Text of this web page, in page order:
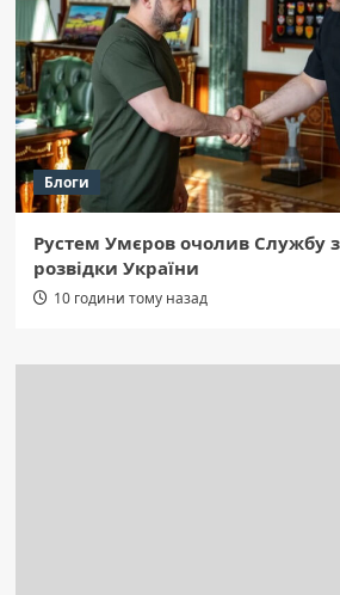
Блоги
Рустем Умєров очолив Службу
розвідки України
10 години тому назад